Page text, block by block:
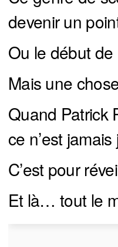
devenir un
Ou le début de
Mais une
Quand Patrick
ce n’est
C’est pour
Et là… tout le